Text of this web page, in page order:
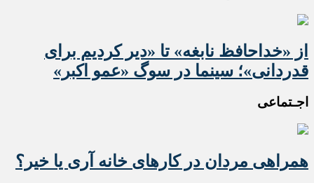
از «خداحافظ نابغه» تا «دیر کردیم برای
قدردانی»؛ سینما در سوگ «عمو اکبر»
اجـتماعی
همراهی مردان در کارهای خانه آری یا خیر؟